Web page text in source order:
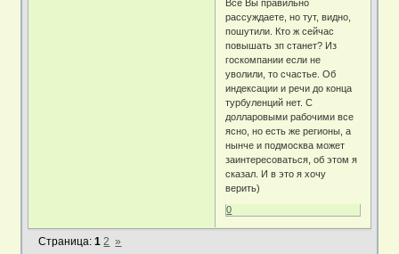
Все Вы правильно
рассуждаете, но тут, видно,
пошутили. Кто ж сейчас
повышать зп станет? Из
госкомпании если не
уволили, то счастье. Об
индексации и речи до конца
турбуленций нет. С
долларовыми рабочими все
ясно, но есть же регионы, а
нынче и подмосква может
заинтересоваться, об этом я
сказал. И в это я хочу
верить)
0
Страница:1 2 »